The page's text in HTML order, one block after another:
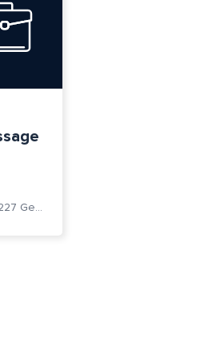
Pavillon Sicli, rte des Acacias 45, 1227 Genève